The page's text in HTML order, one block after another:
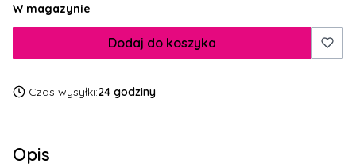
W magazynie
Dodaj do koszyka
Czas wysyłki:24 godziny
Opis